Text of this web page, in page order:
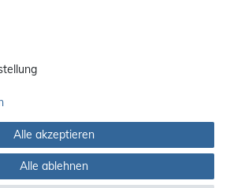
/ **Kostenloser Versand innerhalb Deutschlands.
in andere Länder finden Sie
Alle akzeptieren
Alle ablehnen